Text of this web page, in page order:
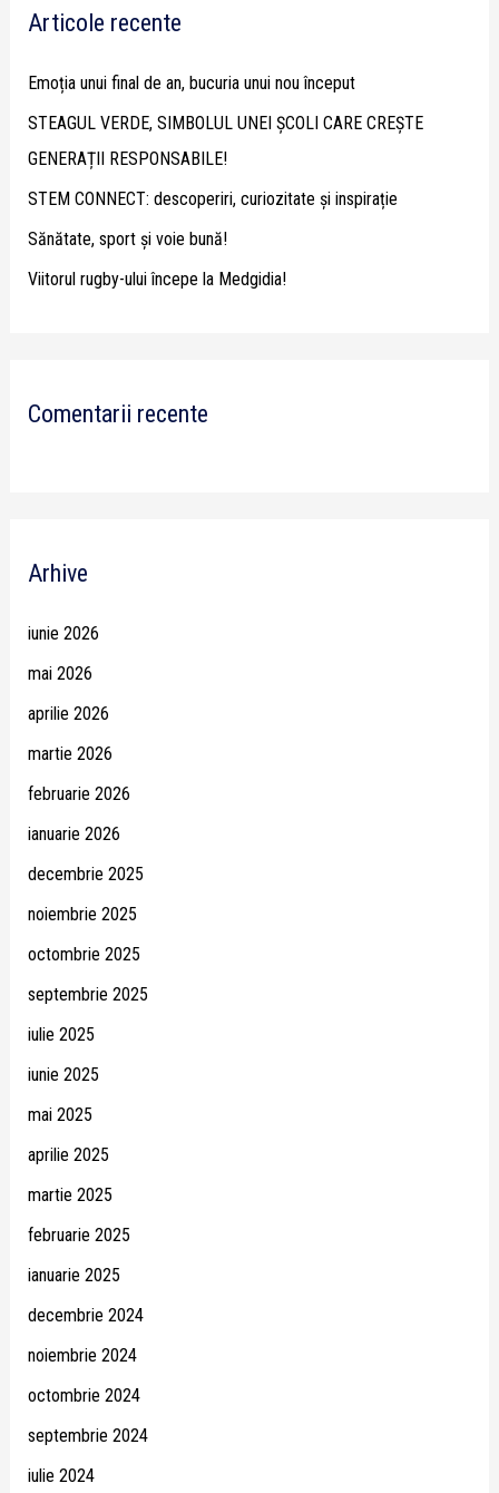
c
o
r
:
Articole recente
Emoția unui final de an, bucuria unui nou început
STEAGUL VERDE, SIMBOLUL UNEI ȘCOLI CARE CREȘTE
GENERAȚII RESPONSABILE!
STEM CONNECT: descoperiri, curiozitate și inspirație
Sănătate, sport și voie bună!
Viitorul rugby-ului începe la Medgidia!
Comentarii recente
Arhive
iunie 2026
mai 2026
aprilie 2026
martie 2026
februarie 2026
ianuarie 2026
decembrie 2025
noiembrie 2025
octombrie 2025
septembrie 2025
iulie 2025
iunie 2025
mai 2025
aprilie 2025
martie 2025
februarie 2025
ianuarie 2025
decembrie 2024
noiembrie 2024
octombrie 2024
septembrie 2024
iulie 2024